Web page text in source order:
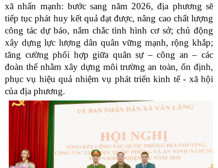
xã nhấn mạnh: bước sang năm 2026, địa phương sẽ
tiếp tục phát huy kết quả đạt được, nâng cao chất lượng
công tác dự báo, nắm chắc tình hình cơ sở; chủ động
xây dựng lực lượng dân quân vững mạnh, rộng khắp;
tăng cường phối hợp giữa quân sự – công an – các
đoàn thể nhằm xây dựng môi trường an toàn, ổn định,
phục vụ hiệu quả nhiệm vụ phát triển kinh tế - xã hội
của địa phương.